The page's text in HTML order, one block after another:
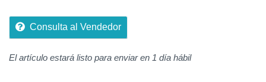
5
Consulta al Vendedor
El artículo estará listo para enviar en 1 día hábil